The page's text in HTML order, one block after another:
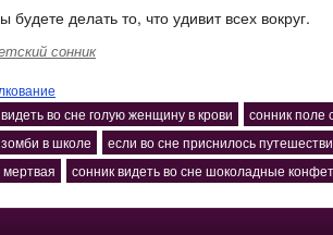
делать то, что удивит всех вокруг.
сонник
видеть во сне голую женщину в крови
сонник поле
в школе
если во сне приснилось
сонник видеть во сне шоколадные